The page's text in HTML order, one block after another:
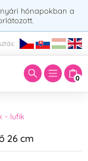
hónapokban a
0
- lufik
26 cm